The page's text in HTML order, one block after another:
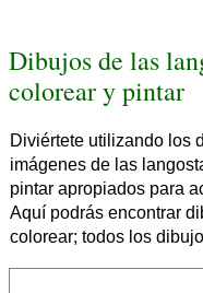
Dibujos de las
colorear y pintar
Diviértete utilizando los
imágenes de las
pintar apropiados para
Aquí podrás encontrar
colorear; todos los